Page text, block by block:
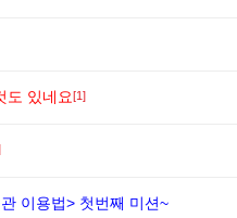
도 있네요[1]
이용법> 첫번째 미션~